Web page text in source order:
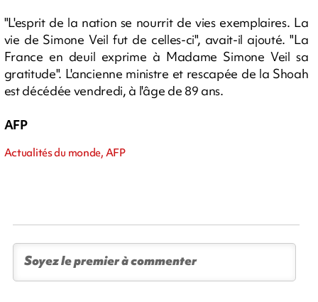
"L'esprit de la nation se nourrit de vies exemplaires. La
vie de Simone Veil fut de celles-ci", avait-il ajouté. "La
France en deuil exprime à Madame Simone Veil sa
gratitude". L'ancienne ministre et rescapée de la Shoah
est décédée vendredi, à l'âge de 89 ans.
AFP
Actualités du monde, AFP